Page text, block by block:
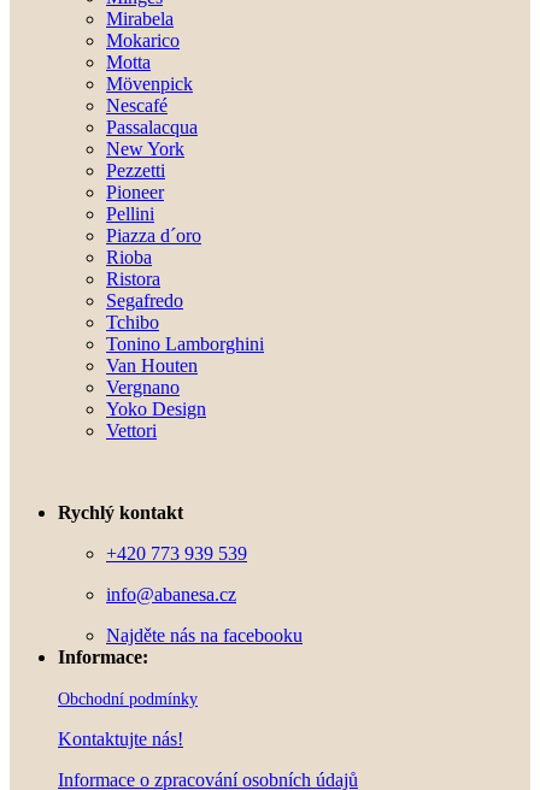
Mirabela
Mokarico
Motta
Mövenpick
Nescafé
Passalacqua
New York
Pezzetti
Pioneer
Pellini
Piazza d´oro
Rioba
Ristora
Segafredo
Tchibo
Tonino Lamborghini
Van Houten
Vergnano
Yoko Design
Vettori
Rychlý kontakt
+420 773 939 539
info@abanesa.cz
Najděte nás na facebooku
Informace:
Obchodní podmínky
Kontaktujte nás!
Informace o zpracování osobních údajů